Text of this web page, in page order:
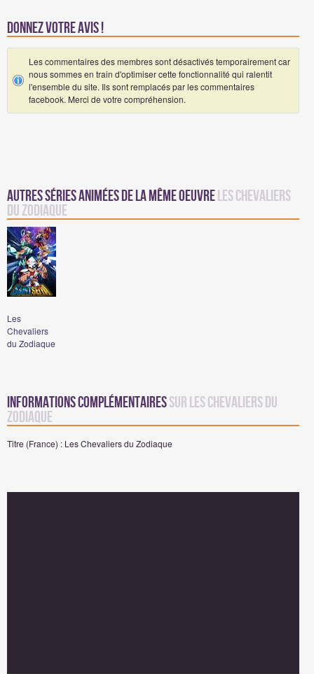
Donnez votre avis !
Les commentaires des membres sont désactivés temporairement car
nous sommes en train d'optimiser cette fonctionnalité qui ralentit
l'ensemble du site. Ils sont remplacés par les commentaires
facebook. Merci de votre compréhension.
Autres séries animées de la même oeuvre Les Chevaliers
du Zodiaque
Les
Chevaliers
du Zodiaque
Informations complémentairessur Les Chevaliers du
Zodiaque
Titre (France) : Les Chevaliers du Zodiaque